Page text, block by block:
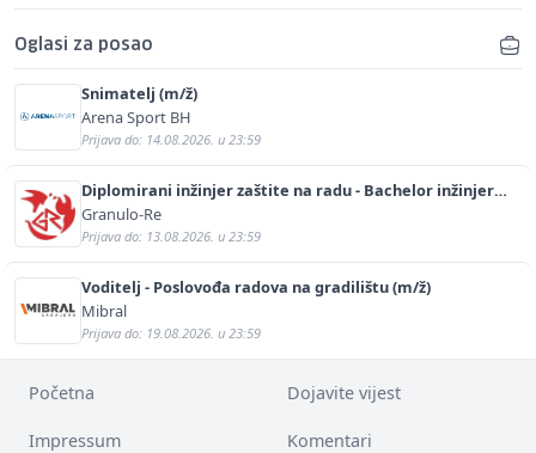
Oglasi za posao
Snimatelj (m/ž)
Arena Sport BH
Prijava do: 14.08.2026. u 23:59
Diplomirani inžinjer zaštite na radu - Bachelor inžinjer
sigurnosti i pomoći (m/ž)
Granulo-Re
Prijava do: 13.08.2026. u 23:59
Voditelj - Poslovođa radova na gradilištu (m/ž)
Mibral
Prijava do: 19.08.2026. u 23:59
Početna Dojavite vijest
Impressum Komentari